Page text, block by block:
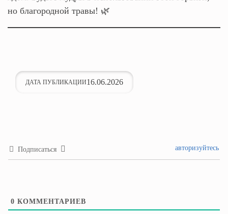
но благородной травы! 🌿
ДАТА ПУБЛИКАЦИИ16.06.2026
Подписаться авторизуйтесь
0 КОММЕНТАРИЕВ